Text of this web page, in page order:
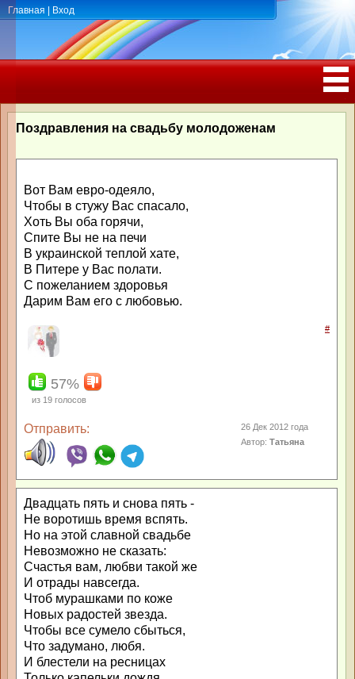
Главная Вход
РОЖДЕНИЯ, ЮБИЛЕЕМ
Поздравления на свадьбу молодоженам
Вот Вам евро-одеяло,
Чтобы в стужу Вас спасало,
Хоть Вы оба горячи,
Спите Вы не на печи
В украинской теплой хате,
В Питере у Вас полати.
С пожеланием здоровья
Дарим Вам его с любовью.
#
57%
из 19 голосов
Отправить:
26 Дек 2012 года
Автор:Татьяна
Двадцать пять и снова пять -
Не воротишь время вспять.
Но на этой славной свадьбе
Невозможно не сказать:
Счастья вам, любви такой же
И отрады навсегда.
Чтоб мурашками по коже
Новых радостей звезда.
Чтобы все сумело сбыться,
Что задумано, любя.
И блестели на ресницах